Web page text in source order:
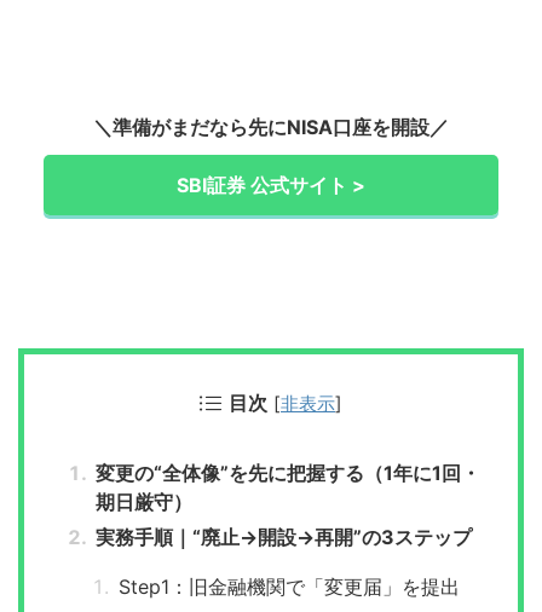
＼準備がまだなら先にNISA口座を開設／
SBI証券 公式サイト >
目次 [非表示]
変更の“全体像”を先に把握する（1年に1回・
期日厳守）
実務手順｜“廃止→開設→再開”の3ステップ
Step1：旧金融機関で「変更届」を提出